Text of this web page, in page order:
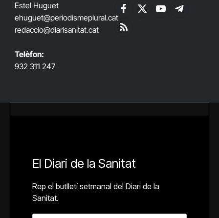
Estel Huguet
ehuguet@periodismeplural.cat
redaccio@diarisanitat.cat
Telèfon:
932 311 247
Facebook
X
YouTubeTelegram
RSS